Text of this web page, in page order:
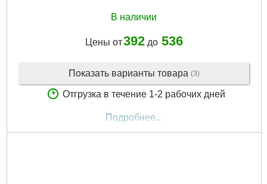
В наличии
Цены от392до 536
Показать варианты товара (3)
Отгрузка в течение 1-2 рабочих дней
Подробнее...